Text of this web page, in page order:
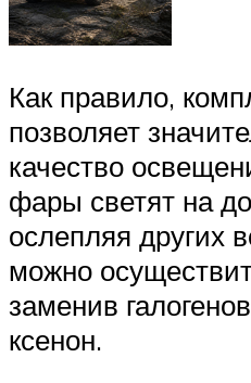
Как правило,
позволяет
качество
фары светят на
ослепляя других
можно
заменив
ксенон.